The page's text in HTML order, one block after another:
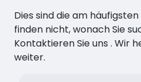
Dies sind die am
finden nicht, wonach Sie
Kontaktieren Sie uns . Wir
weiter.